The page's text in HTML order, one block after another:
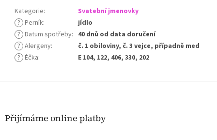
Kategorie:
Svatební jmenovky
? Perník:
jídlo
? Datum spotřeby: 40 dnů od data doručení
? Alergeny:
č. 1 obiloviny, č. 3 vejce, případně med
? Éčka: E 104, 122, 406, 330, 202
Z
Přijímáme online platby